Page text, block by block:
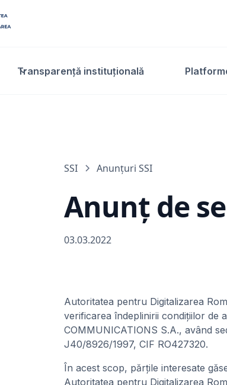
Transparență instituțională​
SSI Anunțuri SSI
Anunț de
03.03.2022
Autoritatea pentru Digitalizarea
verificarea îndeplinirii condiţiilor de
COMMUNICATIONS S.A., având
J40/8926/1997, CIF RO427320.
În acest scop, părţile interesate
Autoritatea pentru Digitalizarea